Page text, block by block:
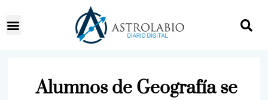
Alumnos de Geografía se